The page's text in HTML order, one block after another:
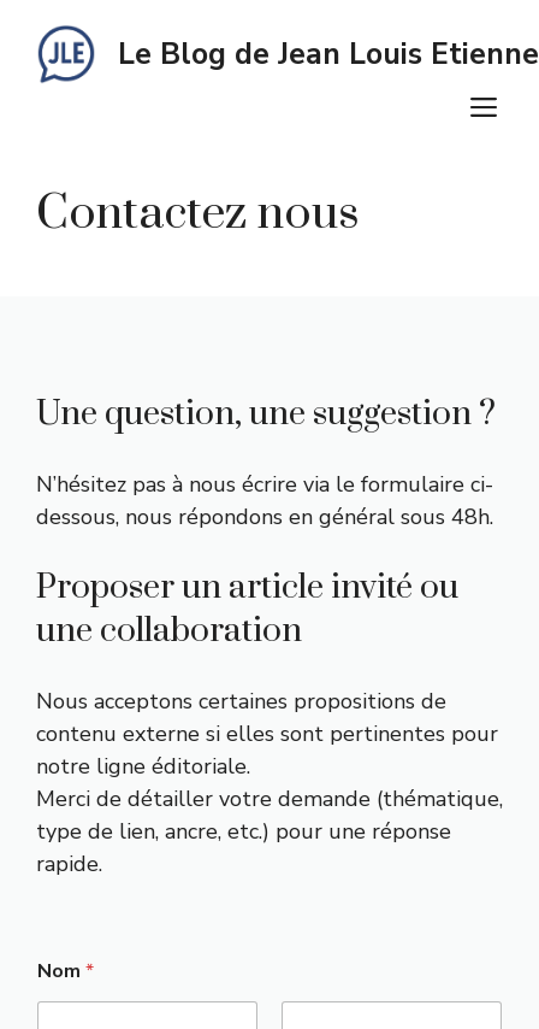
contenu
Le Blog de Jean Louis Etienne
Contactez nous
Une question, une suggestion ?
N’hésitez pas à nous écrire via le formulaire ci-
dessous, nous répondons en général sous 48h.
Proposer un article invité ou
une collaboration
Nous acceptons certaines propositions de
contenu externe si elles sont pertinentes pour
notre ligne éditoriale.
Merci de détailler votre demande (thématique,
type de lien, ancre, etc.) pour une réponse
rapide.
Nom *